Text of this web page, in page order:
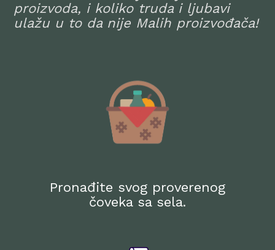
proizvoda, i koliko truda i ljubavi
ulažu u to da nije Malih proizvođača!
Pronađite svog proverenog
čoveka sa sela.